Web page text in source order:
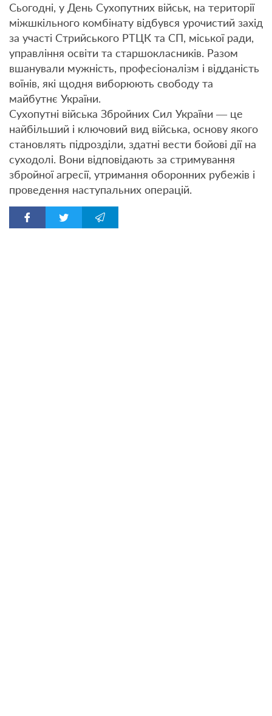
Сьогодні, у День Сухопутних військ, на території
міжшкільного комбінату відбувся урочистий захід
за участі Стрийського РТЦК та СП, міської ради,
управління освіти та старшокласників. Разом
вшанували мужність, професіоналізм і відданість
воїнів, які щодня виборюють свободу та
майбутнє України.
Сухопутні війська Збройних Сил України — це
найбільший і ключовий вид війська, основу якого
становлять підрозділи, здатні вести бойові дії на
суходолі. Вони відповідають за стримування
збройної агресії, утримання оборонних рубежів і
проведення наступальних операцій.